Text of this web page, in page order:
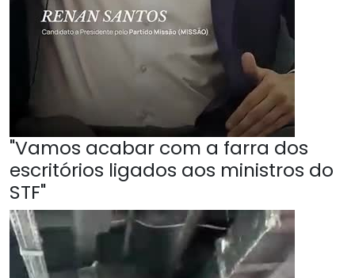
"Vamos acabar com a farra dos
escritórios ligados aos ministros do
STF"